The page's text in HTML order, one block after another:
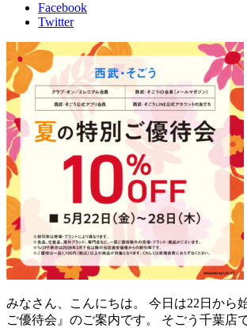
Facebook
Twitter
みなさん、こんにちは。 今日は22日から
ご優待会』のご案内です。 そごう千葉店